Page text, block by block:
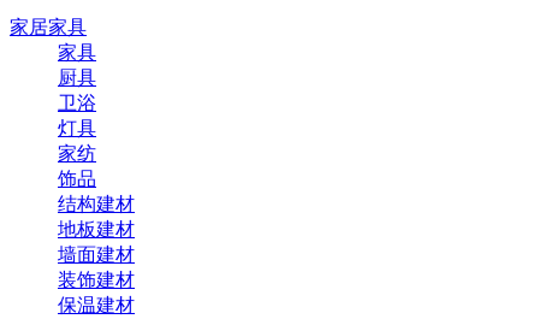
家居家具
家具
厨具
卫浴
灯具
家纺
饰品
结构建材
地板建材
墙面建材
装饰建材
保温建材